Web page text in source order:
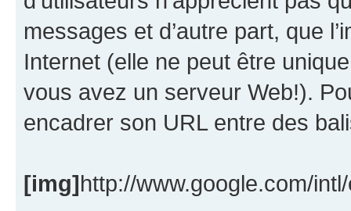
messages et d’autre part, que
Internet (elle ne peut être
vous avez un serveur Web!).
encadrer son URL entre des
[img]http://www.google.com/